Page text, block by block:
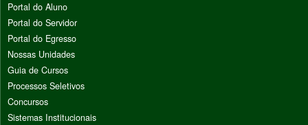
Portal do Aluno
Portal do Servidor
Portal do Egresso
Nossas Unidades
Guia de Cursos
Processos Seletivos
Concursos
Sistemas Institucionais